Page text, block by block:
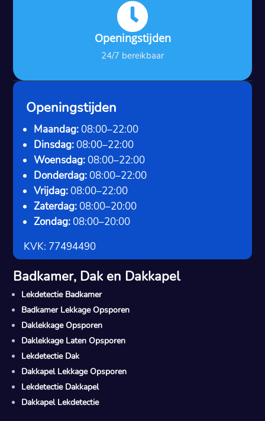

Openingstijden
24/7 bereikbaar
Openingstijden
Maandag: 08:00–22:00
Dinsdag: 08:00–22:00
Woensdag: 08:00–22:00
Donderdag: 08:00–22:00
Vrijdag: 08:00–22:00
Zaterdag: 08:00–20:00
Zondag: 08:00–20:00
KVK: 77494490
Badkamer, Dak en Dakkapel
Lekdetectie Badkamer
Badkamer Lekkage Opsporen
Daklekkage Opsporen
Daklekkage Laten Opsporen
Lekdetectie Dak
Dakkapel Lekkage Opsporen
Lekdetectie Dakkapel
Dakkapel Lekdetectie